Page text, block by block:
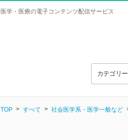
医学・医療の電子コンテンツ配信サービス
カテゴリー
TOP すべて 社会医学系・医学一般など